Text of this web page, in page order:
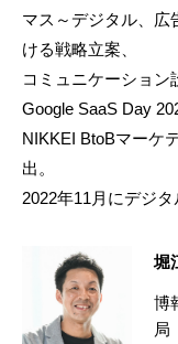
マス～デジタル、広
ける戦略立案、
コミュニケーション
Google SaaS Day
NIKKEI BtoBマーケ
出。
2022年11月にデジ
堀
博
局